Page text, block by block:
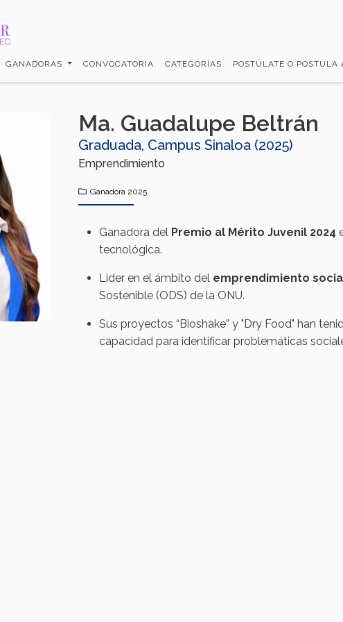
GANADORAS CONVOCATORIA CATEGORÍAS POSTÚLATE O POSTULA
Ma. Guadalupe Beltrán​
Graduada, Campus Sinaloa (2025)
Emprendimiento​
Ganadora 2025
Ganadora del Premio al Mérito Juvenil 2024
tecnológica.​
Líder en el ámbito del emprendimiento
Sostenible (ODS) de la ONU.​
Sus proyectos “Bioshake” y "Dry Food" han
capacidad para identificar problemáticas